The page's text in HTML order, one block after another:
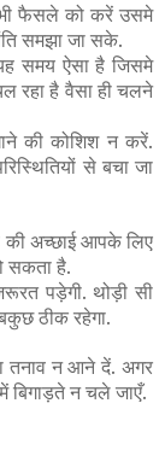
फैसले को करें उसमे
समझा जा सके.
समय ऐसा है जिसमे
रहा है वैसा ही चलने
की कोशिश न करें.
से बचा जा
अच्छाई आपके लिए
सकता है.
पड़ेगी. थोड़ी सी
ठीक रहेगा.
तनाव न आने दें. अगर
बिगाड़ते न चले जाएँ.